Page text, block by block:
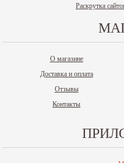
Раскрутка
О магазине
Доставка и оплата
Отзывы
Контакты